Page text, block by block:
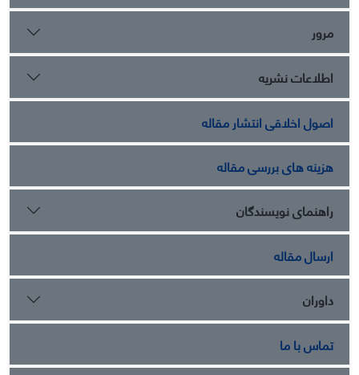
مرور
اطلاعات نشریه
اصول اخلاقی انتشار مقاله
هزینه های بررسی مقاله
راهنمای نویسندگان
ارسال مقاله
داوران
تماس با ما